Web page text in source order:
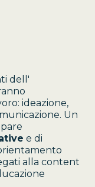
dell'
ideazione,
Un
e di
alla content